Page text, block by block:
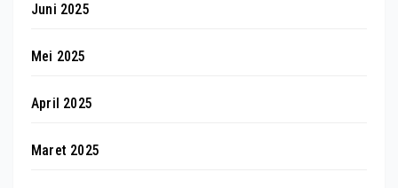
Juni 2025
Mei 2025
April 2025
Maret 2025